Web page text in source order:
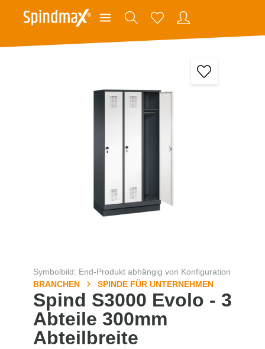
Symbolbild: End-Produkt abhängig von Konfiguration
BRANCHEN
SPINDE FÜR UNTERNEHMEN
Spind S3000 Evolo - 3
Abteile 300mm
Abteilbreite